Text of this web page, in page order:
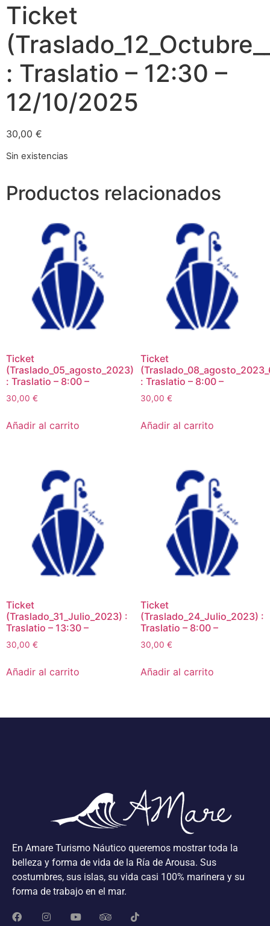
Ticket
: Traslatio – 12:30 –
12/10/2025
30,00 €
Sin existencias
Productos relacionados
Ticket
(Traslado_05_agosto_2023)
: Traslatio – 8:00 –
30,00 €
Añadir al carrito
Ticket
: Traslatio – 8:00 –
30,00 €
Añadir al carrito
Ticket
(Traslado_31_Julio_2023) :
Traslatio – 13:30 –
30,00 €
Añadir al carrito
Ticket
(Traslado_24_Julio_2023) :
Traslatio – 8:00 –
30,00 €
Añadir al carrito
En Amare Turismo Náutico queremos mostrar toda la
belleza y forma de vida de la Ría de Arousa. Sus
costumbres, sus islas, su vida casi 100% marinera y su
forma de trabajo en el mar.